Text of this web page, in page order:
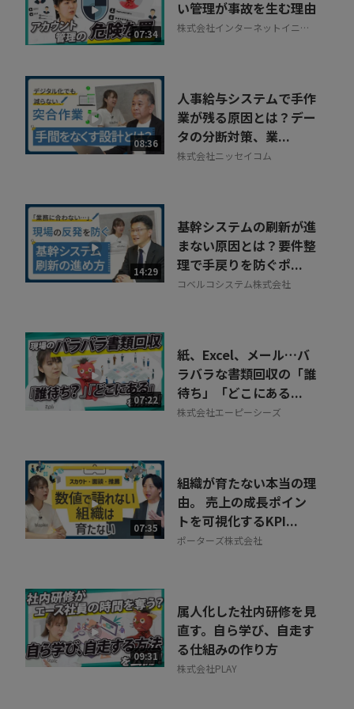
07:34
い管理が事故を生む理由
株式会社インターネットイニシ
08:36
人事給与システムで手作
業が残る原因とは？デー
タの分断対策、業...
株式会社ニッセイコム
14:29
基幹システムの刷新が進
まない原因とは？要件整
理で手戻りを防ぐポ...
コベルコシステム株式会社
07:22
紙、Excel、メール…バ
ラバラな書類回収の「誰
待ち」「どこにある...
株式会社エーピーシーズ
07:35
組織が育たない本当の理
由。 売上の成長ポイン
トを可視化するKPI...
ポーターズ株式会社
09:31
属人化した社内研修を見
直す。自ら学び、自走す
る仕組みの作り方
株式会社PLAY